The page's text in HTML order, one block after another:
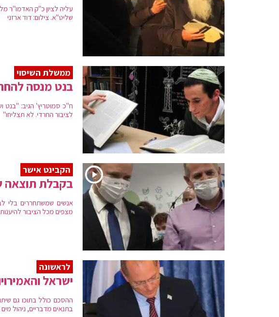
עליה לציון כ"ק האדמו"ר
שליט"א. צילום: דוד ארזני
ממשלת השיסוי
בנט מנסה
ח"כ סמוטריץ' הגיב: "בנט
לציבור החרדי. לא תצליחו"
הקבינט אישר
בקבלת תוצאה
מצפים מכל הציבור
לראשונה
ישראל
ההסכם כולל בתוכו גם
בתנאים מדבריים, ניהול